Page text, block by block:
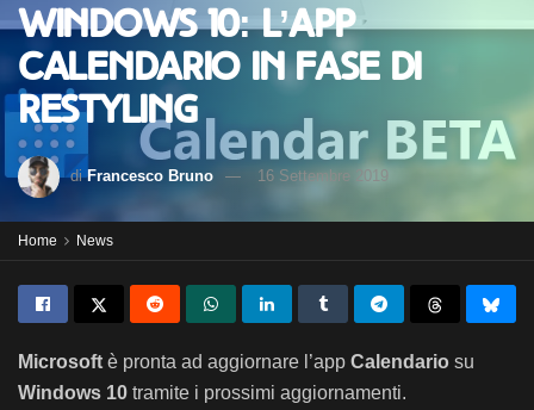
Windows 10: l’app
Calendario in fase di
restyling
di Francesco Bruno 16 Settembre 2019
Home News
Microsoft è pronta ad aggiornare l’app Calendario su
Windows 10 tramite i prossimi aggiornamenti.